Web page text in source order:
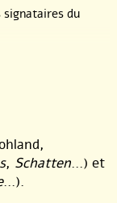
signataires du
, Schatten...) et
...).